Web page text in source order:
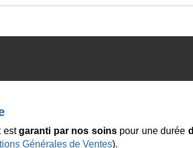
estgaranti par nos soinspour une durée
Générales de Ventes).